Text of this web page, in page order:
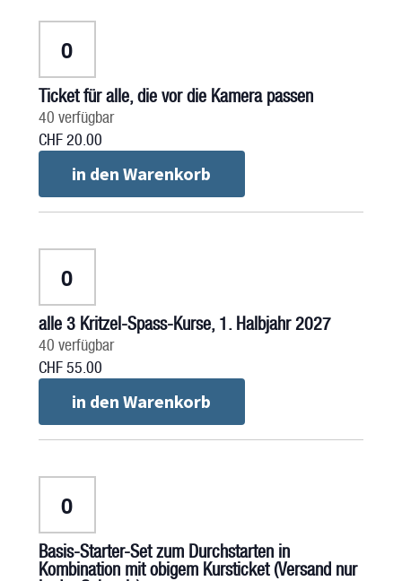
Anzahl
Ticket für alle, die vor die Kamera passen
40 verfügbar
CHF20.00
in den Warenkorb
Anzahl
alle 3 Kritzel-Spass-Kurse, 1. Halbjahr 2027
40 verfügbar
CHF55.00
in den Warenkorb
Anzahl
Basis-Starter-Set zum Durchstarten in
Kombination mit obigem Kursticket (Versand nur